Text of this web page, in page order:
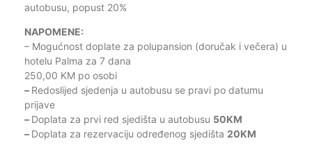
autobusu, popust 20%
NAPOMENE:
– Mogućnost doplate za polupansion (doručak i večera) u
hotelu Palma za 7 dana
250,00 KM po osobi
– Redoslijed sjedenja u autobusu se pravi po datumu
prijave
– Doplata za prvi red sjedišta u autobusu 50KM
– Doplata za rezervaciju određenog sjedišta 20KM